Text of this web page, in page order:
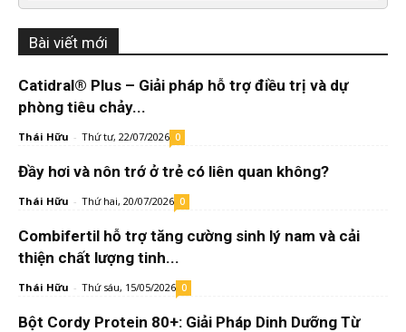
Bài viết mới
Catidral® Plus – Giải pháp hỗ trợ điều trị và dự
phòng tiêu chảy...
Thái Hữu - Thứ tư, 22/07/2026 0
Đầy hơi và nôn trớ ở trẻ có liên quan không?
Thái Hữu - Thứ hai, 20/07/2026 0
Combifertil hỗ trợ tăng cường sinh lý nam và cải
thiện chất lượng tinh...
Thái Hữu - Thứ sáu, 15/05/2026 0
Bột Cordy Protein 80+: Giải Pháp Dinh Dưỡng Từ